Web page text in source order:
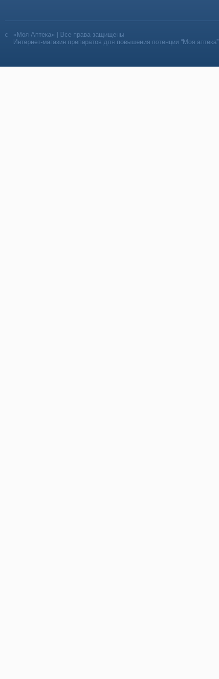
«Моя Аптека» | Все права защищены
Интернет-магазин препаратов для повышения потенции “Моя